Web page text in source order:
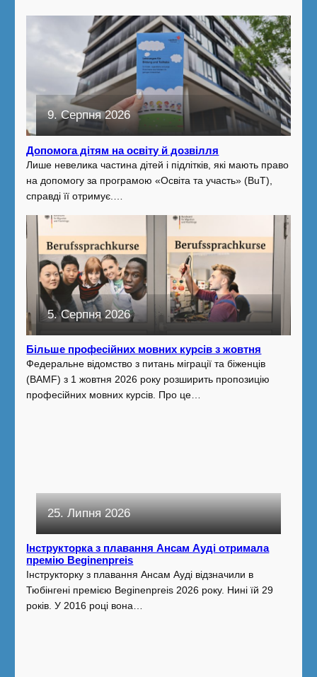
9. Серпня 2026
Допомога дітям на освіту й дозвілля
Лише невелика частина дітей і підлітків, які мають право
на допомогу за програмою «Освіта та участь» (BuT),
справді її отримує.…
5. Серпня 2026
Більше професійних мовних курсів з жовтня
Федеральне відомство з питань міграції та біженців
(BAMF) з 1 жовтня 2026 року розширить пропозицію
професійних мовних курсів. Про це…
25. Липня 2026
Інструкторка з плавання Ансам Ауді отримала
премію Beginenpreis
Інструкторку з плавання Ансам Ауді відзначили в
Тюбінгені премією Beginenpreis 2026 року. Нині їй 29
років. У 2016 році вона…